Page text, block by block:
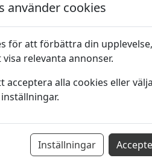
Azanta
Basics
Brush 3
använder cookies
för att förbättra din
relevanta annonser.
acceptera alla cookies eller
Inställningar